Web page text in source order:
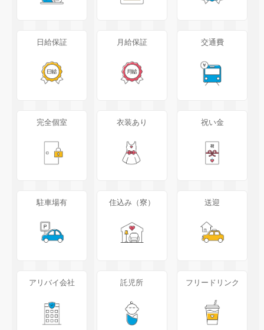
日給保証 月給保証 交通費
完全個室 衣装あり 祝い金
駐車場有 住込み（寮） 送迎
アリバイ会社 託児所 フリードリンク